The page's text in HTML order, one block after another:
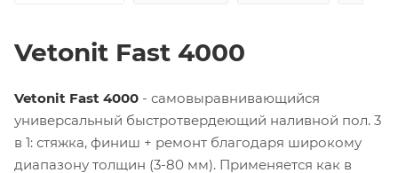
Vetonit Fast 4000
Vetonit Fast 4000 - самовыравнивающийся
универсальный быстротвердеющий наливной пол. 3
в 1: стяжка, финиш + ремонт благодаря широкому
диапазону толщин (3-80 мм). Применяется как в